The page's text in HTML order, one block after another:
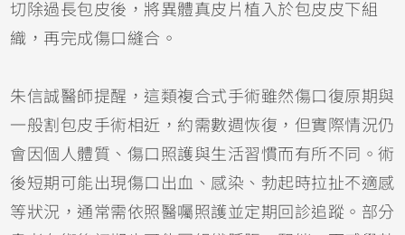
切除過長包皮後，將異體真皮片植入於包皮皮下組
織，再完成傷口縫合。
朱信誠醫師提醒，這類複合式手術雖然傷口復原期與
一般割包皮手術相近，約需數週恢復，但實際情況仍
會因個人體質、傷口照護與生活習慣而有所不同。術
後短期可能出現傷口出血、感染、勃起時拉扯不適感
等狀況，通常需依照醫囑照護並定期回診追蹤。部分